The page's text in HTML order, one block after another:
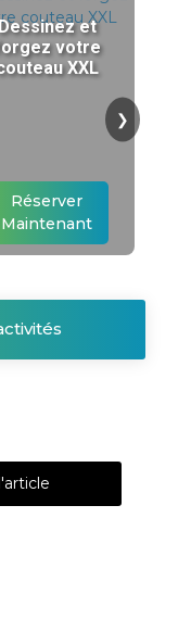
et
votre
XXL
Réserver
Maintenant
❯